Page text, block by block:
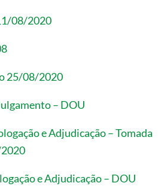
08/2020
25/08/2020
– DOU
e Adjudicação – Tomada
e Adjudicação – DOU